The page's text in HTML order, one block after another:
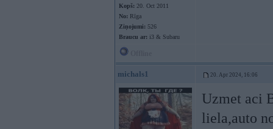
Kopš: 20. Oct 2011
No: Rīga
Ziņojumi: 526
Braucu ar: i3 & Subaru
michals1 20. Apr 2024, 16:06
Uzmet aci
liela,auto